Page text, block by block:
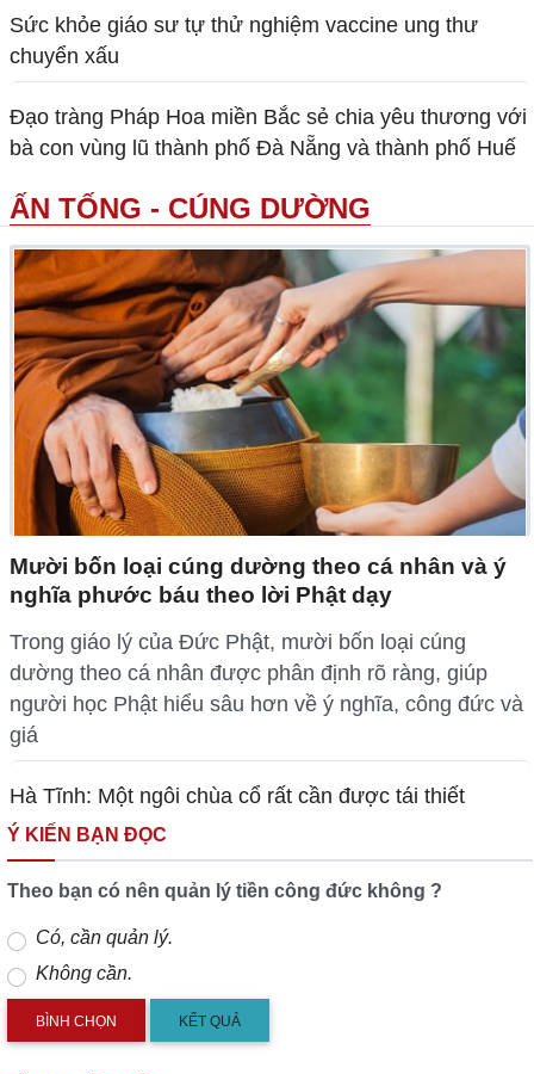
Sức khỏe giáo sư tự thử nghiệm vaccine ung thư
chuyển xấu
Đạo tràng Pháp Hoa miền Bắc sẻ chia yêu thương với
bà con vùng lũ thành phố Đà Nẵng và thành phố Huế
ẤN TỐNG - CÚNG DƯỜNG
Mười bốn loại cúng dường theo cá nhân và ý
nghĩa phước báu theo lời Phật dạy
Trong giáo lý của Đức Phật, mười bốn loại cúng
dường theo cá nhân được phân định rõ ràng, giúp
người học Phật hiểu sâu hơn về ý nghĩa, công đức và
giá
Hà Tĩnh: Một ngôi chùa cổ rất cần được tái thiết
Ý KIẾN BẠN ĐỌC
Theo bạn có nên quản lý tiền công đức không ?
Có, cần quản lý.
Không cần.
KẾT QUẢ